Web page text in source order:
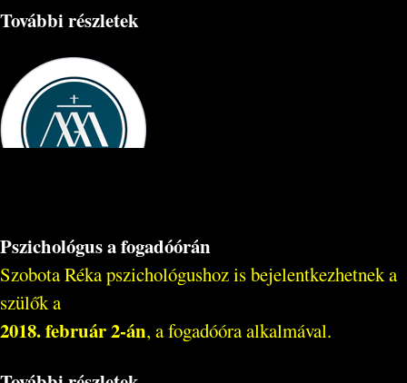
További részletek
Pszichológus a fogadóórán
Szobota Réka pszichológushoz is bejelentkezhetnek a
szülők a
2018. február 2-án, a fogadóóra alkalmával.